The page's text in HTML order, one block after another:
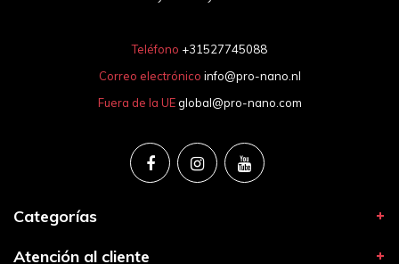
Teléfono +31527745088
Correo electrónico info@pro-nano.nl
Fuera de la UE global@pro-nano.com
Categorías
Atención al cliente